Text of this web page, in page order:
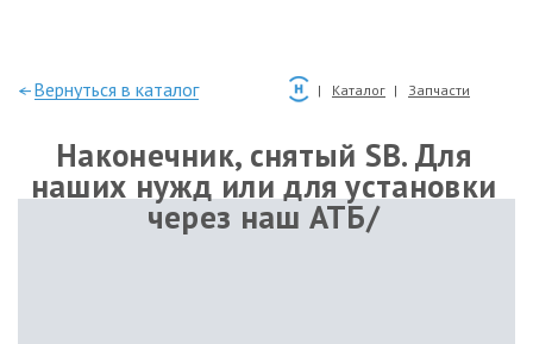
—Вернуться в каталог Каталог Запчасти
Наконечник, снятый SB. Для
наших нужд или для установки
через наш АТБ/